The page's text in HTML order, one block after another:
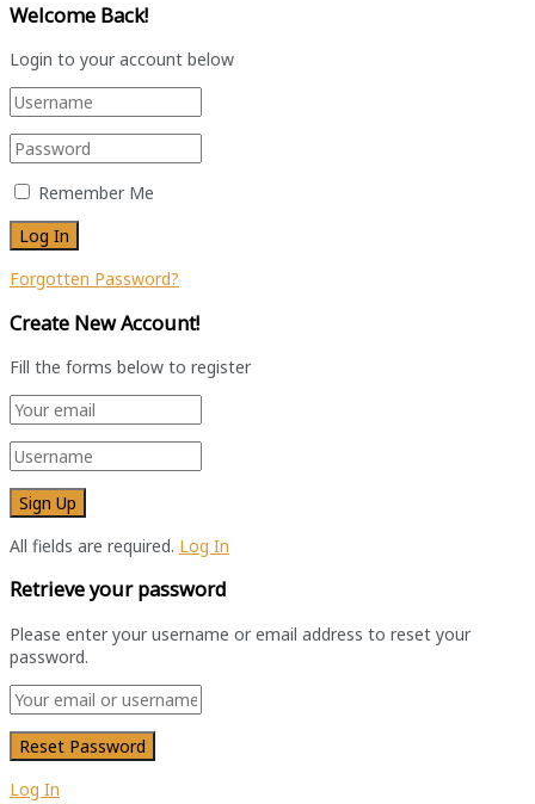
Welcome Back!
Login to your account below
Remember Me
Forgotten Password?
Create New Account!
Fill the forms below to register
All fields are required. Log In
Retrieve your password
Please enter your username or email address to reset your
password.
Log In